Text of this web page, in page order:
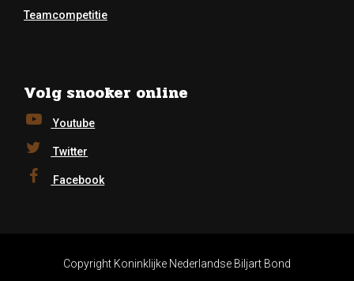
Teamcompetitie
Volg snooker online
Youtube
Twitter
Facebook
Copyright Koninklijke Nederlandse Biljart Bond